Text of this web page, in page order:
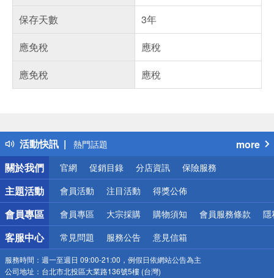
保存天數
3年
應免稅
應稅
應免稅
應稅
活動快訊
得獎公告
熱門話題
銀行優惠
偏遠地區配送
詐騙網頁！請小心！
more
關於我們
官網 促銷目錄 分店資訊 保險服務
主題活動 會員活動 注目活動 得獎公佈
會員專區 會員專區 大宗採購 購物須知 會員服務條款 隱
客服中心 常見問題 服務公告 意見信箱
服務時間： 週一至週日 09:00-21:00，例假日依網站公告為主
公司地址： 台北市北投區大業路136號5樓 (台灣)